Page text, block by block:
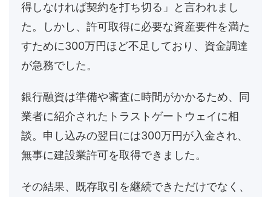
得しなければ契約を打ち切る」と言われまし
た。しかし、許可取得に必要な資産要件を満た
すために300万円ほど不足しており、資金調達
が急務でした。
銀行融資は準備や審査に時間がかかるため、同
業者に紹介されたトラストゲートウェイに相
談。申し込みの翌日には300万円が入金され、
無事に建設業許可を取得できました。
その結果、既存取引を継続できただけでなく、